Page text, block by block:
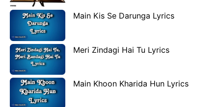
Main Kis Se Darunga Lyrics
Meri Zindagi Hai Tu Lyrics
Main Khoon Kharida Hun Lyrics